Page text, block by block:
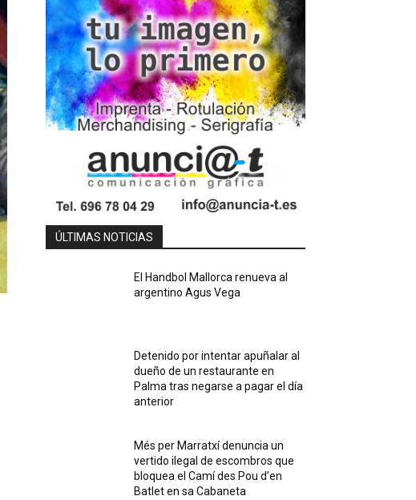
ÚLTIMAS NOTICIAS
El Handbol Mallorca renueva al
argentino Agus Vega
Detenido por intentar apuñalar al
dueño de un restaurante en
Palma tras negarse a pagar el día
anterior
Més per Marratxí denuncia un
vertido ilegal de escombros que
bloquea el Camí des Pou d’en
Batlet en sa Cabaneta